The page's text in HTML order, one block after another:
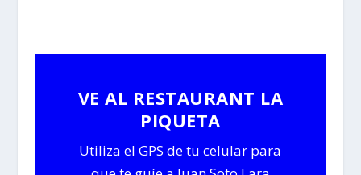
VE AL RESTAURANT LA
PIQUETA
Utiliza el GPS de tu celular para